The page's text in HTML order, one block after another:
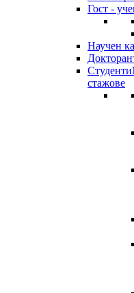
Гост -
Научен
Студенти
стажове